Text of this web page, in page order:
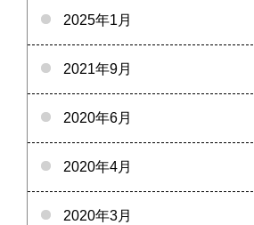
2025年1月
2021年9月
2020年6月
2020年4月
2020年3月